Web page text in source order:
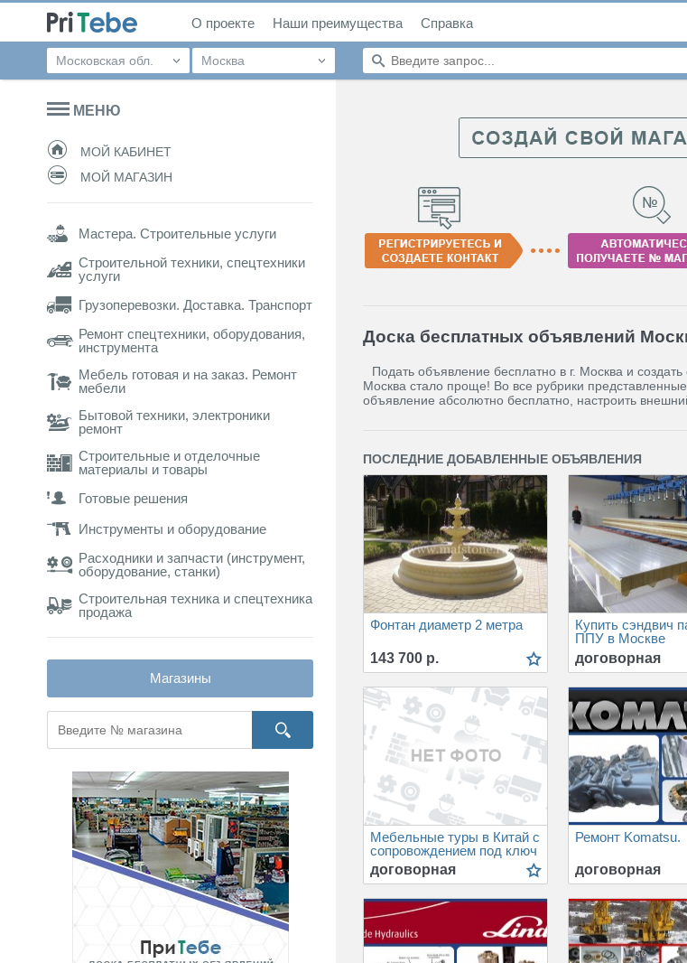
О проекте Наши преимущества Справка
Московская обл. Москва
МЕНЮ
МОЙ КАБИНЕТ
МОЙ МАГАЗИН
Мастера. Строительные услуги
Строительной техники, спецтехники
услуги
Грузоперевозки. Доставка. Транспорт
Ремонт спецтехники, оборудования,
инструмента
Мебель готовая и на заказ. Ремонт
мебели
Бытовой техники, электроники
ремонт
Строительные и отделочные
материалы и товары
Готовые решения
Инструменты и оборудование
Расходники и запчасти (инструмент,
оборудование, станки)
Строительная техника и спецтехника
продажа
Магазины
Доска бесплатных объявлений
Подать объявление бесплатно в г. Москва и
Москва стало проще! Во все рубрики
объявление абсолютно бесплатно, настроить
ПОСЛЕДНИЕ ДОБАВЛЕННЫЕ ОБЪЯВЛЕНИЯ
Фонтан диаметр 2 метра
143 700 р.
Купить сэндвич
ППУ в Москве
договорная
Мебельные туры в Китай с
сопровождением под ключ
договорная
Ремонт Komatsu.
договорная